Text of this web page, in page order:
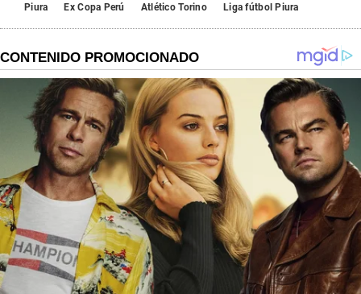
Piura Ex Copa Perú Atlético Torino Liga fútbol Piura